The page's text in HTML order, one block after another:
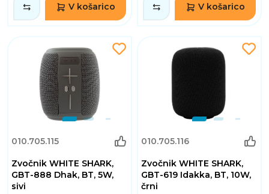
V košarico V košarico
010.705.115
Zvočnik WHITE SHARK,
GBT-888 Dhak, BT, 5W,
sivi
010.705.116
Zvočnik WHITE SHARK,
GBT-619 Idakka, BT, 10W,
črni